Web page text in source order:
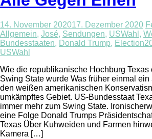
14. November 202017. Dezember 2020
Allgemein, José, Sendungen, USWahl ,
Bundesstaaten, Donald Trump,
USWahl
Wie die republikanische Hochburg Texas
Swing State wurde Was früher einmal
den weißen amerikanischen
umkämpftes Gebiet. US-Bundesstaat
immer mehr zum Swing State.
eine Folge Donald Trumps
Texas Über Kuhweiden und Farmen
Kamera […]